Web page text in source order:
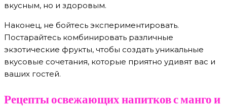
вкусным, но и здоровым.
Наконец, не бойтесь экспериментировать.
Постарайтесь комбинировать различные
экзотические фрукты, чтобы создать уникальные
вкусовые сочетания, которые приятно удивят вас и
ваших гостей.
Рецепты освежающих напитков с манго и